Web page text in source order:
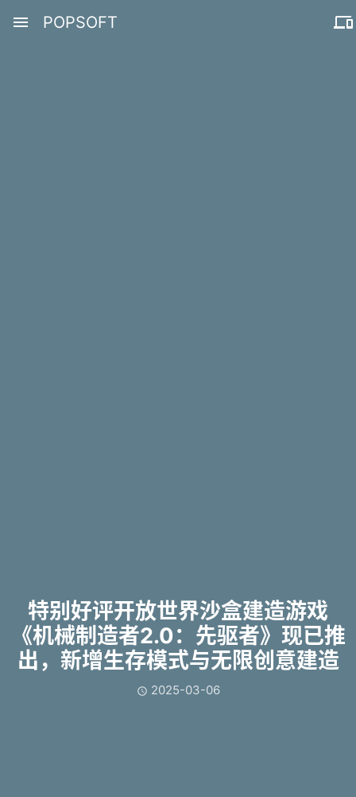
menu POPSOFT 
特别好评开放世界沙盒建造游戏
《机械制造者2.0：先驱者》现已推
出，新增生存模式与无限创意建造
 2025-03-06